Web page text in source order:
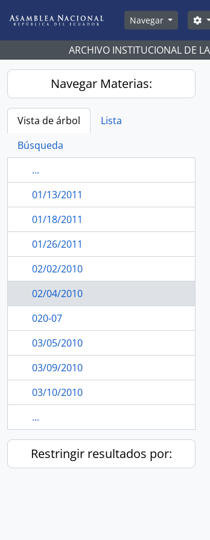
Navegar
ARCHIVO INSTITUCIONAL DE
Navegar Materias:
Vista de árbol
Lista
Búsqueda
...
01/13/2011
01/18/2011
01/26/2011
02/02/2010
02/04/2010
020-07
03/05/2010
03/09/2010
03/10/2010
...
Restringir resultados por: